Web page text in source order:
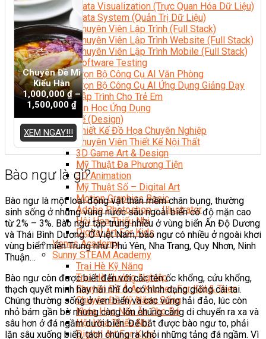
Data Visualization (Trực Quan Hóa Dữ Liệu)
Data System (Quản Trị Dữ Liệu)
Chuyên Viên Lập Trình (Full Stack)
Chuyên Viên Lập Trình Website (Full Stack)
Chuyên Viên Lập Trình Mobile (Full Stack)
Software Testing
Trọn Bộ Công Cụ AI Văn Phòng
Trọn Bộ Công Cụ AI Ứng Dụng Giảng Dạy
Lập Trình Cho Trẻ Em
Tin Học Ứng Dụng
Thiết Kế (Design)
Thiết Kế Đồ Họa Chuyên Nghiệp
Chuyên Viên Thiết Kế Nội Thất
3D Game Art & Design
Mỹ Thuật Đa Phương Tiện
3D Animation
Mỹ Thuật Số – Digital Art
Motion Graphics Basic
Adobe Photoshop – Illustrator
Hội Họa Thiếu Nhi
Digital Art For Kids
Venus Academy
Sunny STEAM Academy
Trại Hè Kỹ Năng
Trại Hè Hướng Nghiệp
Chuyên Đề Á Âu Kitchen For Kid & Teen
Chuyên Đề Kỹ Năng Sống
Khóa Học Nấu Ăn Cho Bé
Hội Họa Thiếu Nhi
Digital Art For Kids
Chuyên Đề Mì
Kiểu Hàn
1,000,000₫–
1,500,000 ₫
XEM NGAY!!!
Bào ngư là gì?
Bào ngư là một loại động vật thân mềm chân bụng, thường
sinh sống ở những vùng nước sâu ngoài biển có độ mặn cao
từ 2% – 3%. Bào ngư tập trung nhiều ở vùng biển Ấn Độ Dương
và Thái Bình Dương. Ở Việt Nam, bào ngư có nhiều ở ngoài khơi
vùng biển miền Trung như Phú Yên, Nha Trang, Quy Nhơn, Ninh
Thuận…
Bào ngư còn được biết đến với các tên ốc khổng, cửu khổng,
thạch quyết minh hay hải nhĩ do có hình dạng giống cái tai.
Chúng thường sống ở ven biển và các vùng hải đảo, lúc còn
nhỏ bám gần bờ nhưng càng lớn chúng càng di chuyển ra xa và
sâu hơn ở đá ngầm dưới biển. Để bắt được bào ngư to, phải
lặn sâu xuống biển, tách chúng ra khỏi những tảng đá ngầm. Vì